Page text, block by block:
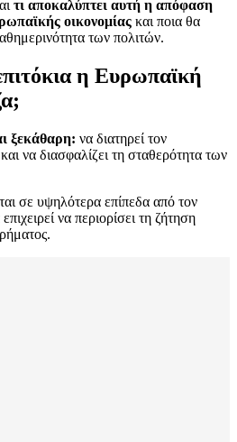
τι αποκαλύπτει αυτή η απόφαση
οικονομίας και ποια θα
των πολιτών.
η Ευρωπαϊκή
ξεκάθαρη: να διατηρεί τον
να διασφαλίζει τη σταθερότητα των
σε υψηλότερα επίπεδα από τον
να περιορίσει τη ζήτηση